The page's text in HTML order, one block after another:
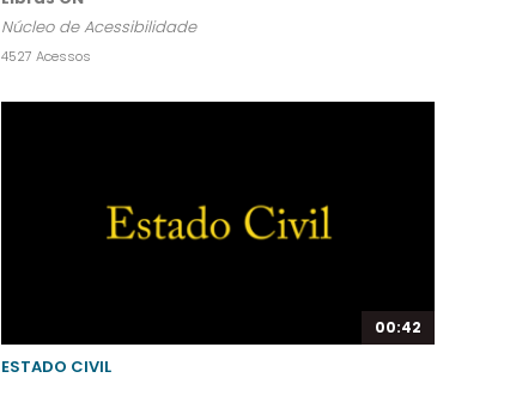
Núcleo de Acessibilidade
4527 Acessos
00:42
ESTADO CIVIL